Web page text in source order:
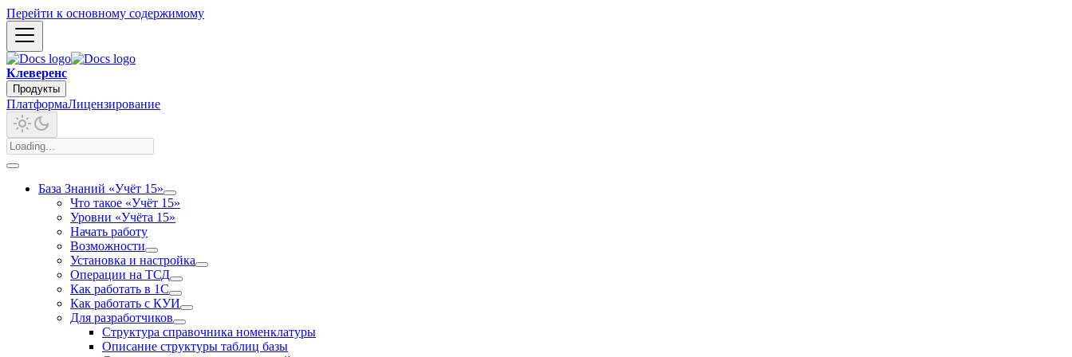
Перейти к основному содержимому
Клеверенс
Продукты
ПлатформаЛицензирование
База Знаний «Учёт 15»
Что такое «Учёт 15»
Уровни «Учёта 15»
Начать работу
Возможности
Установка и настройка
Операции на ТСД
Как работать в 1С
Как работать с КУИ
Для разработчиков
Структура справочника номенклатуры
Описание структуры таблиц базы